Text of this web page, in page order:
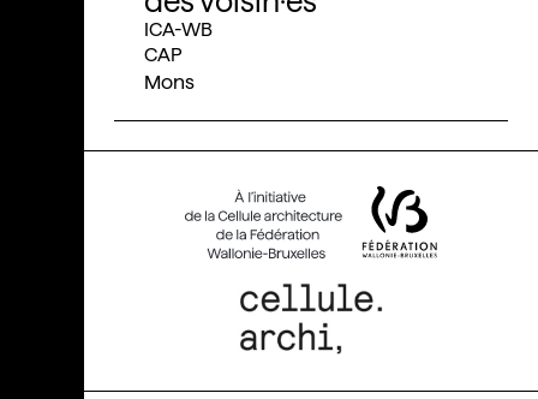
ICA-WB
CAP
Mons